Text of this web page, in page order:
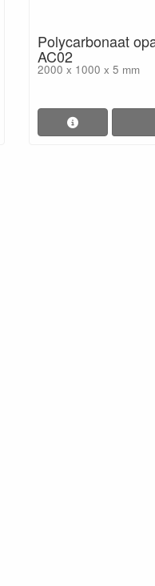
Polycarbonaat
AC02
2000 x 1000 x 5 mm